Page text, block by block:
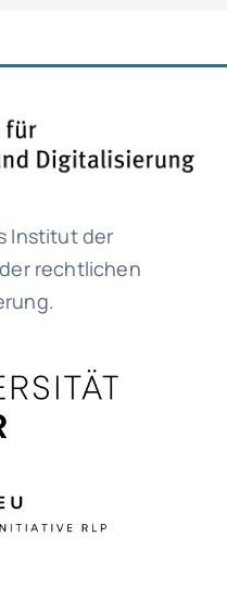
Institut der
rechtlichen